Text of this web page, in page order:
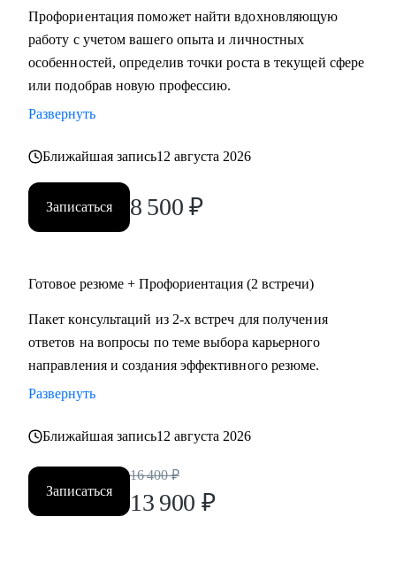
• закупки, тендеры
• логистика, ВЭД
• маркетинг, PR
• образование
• бухгалтерия
• аналитика
• склад
• HR
Профориентация поможет найти вдохновляющую
работу с учетом вашего опыта и личностных
особенностей, определив точки роста в текущей сфере
или подобрав новую профессию.
Развернуть
Ближайшая запись12 августа 2026
Записаться 8 500 ₽
Готовое резюме + Профориентация (2 встречи)
Пакет консультаций из 2-х встреч для получения
ответов на вопросы по теме выбора карьерного
направления и создания эффективного резюме.
Развернуть
Ближайшая запись12 августа 2026
Записаться
16 400 ₽
13 900 ₽